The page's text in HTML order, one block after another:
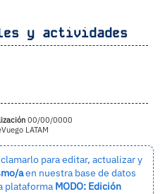
y actividades
00/00/0000
LATAM
para editar, actualizar y
aen nuestra base de datos
plataforma MODO: Edición